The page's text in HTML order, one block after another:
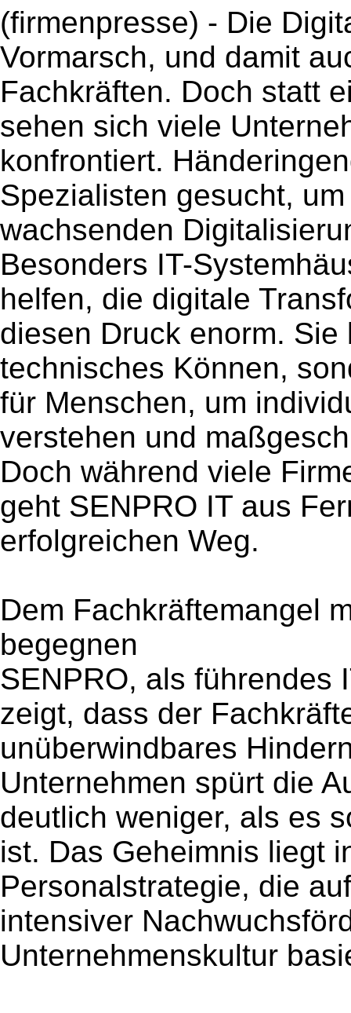
(firmenpresse) - Die
Vormarsch, und damit
Fachkräften. Doch statt
sehen sich viele
konfrontiert.
Spezialisten gesucht,
wachsenden
Besonders IT-
helfen, die digitale
diesen Druck enorm.
technisches Können,
für Menschen, um
verstehen und
Doch während viele
geht SENPRO IT aus
erfolgreichen Weg.
Dem Fachkräftemangel
begegnen
SENPRO, als führendes
zeigt, dass der
unüberwindbares
Unternehmen spürt die
deutlich weniger, als es
ist. Das Geheimnis liegt
Personalstrategie, die
intensiver
Unternehmenskultur